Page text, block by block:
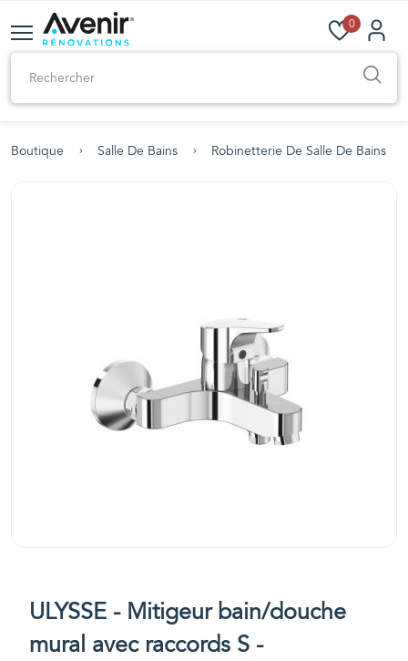
0
Boutique Salle De Bains Robinetterie De Salle De Bains
ULYSSE - Mitigeur bain/douche
mural avec raccords S -